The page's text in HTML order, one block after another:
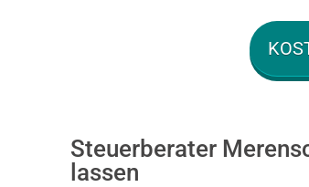
Steuerberater
lassen